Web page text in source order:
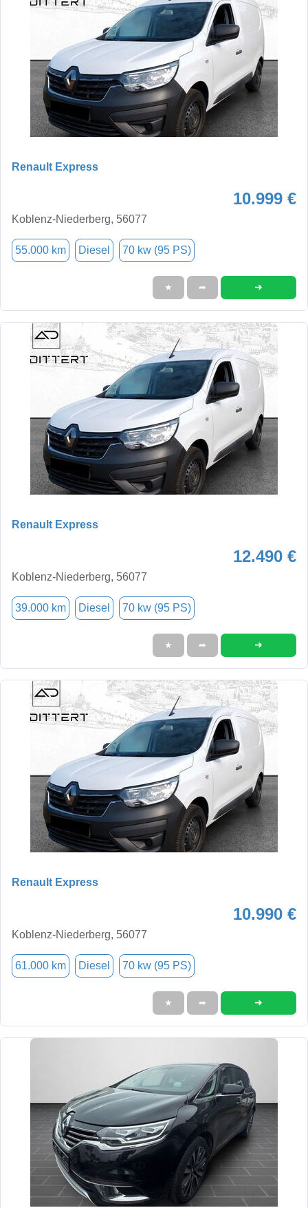
Renault Express
10.999 €
Koblenz-Niederberg, 56077
55.000 km Diesel 70 kw (95 PS)
★ ➦ ➜
Renault Express
12.490 €
Koblenz-Niederberg, 56077
39.000 km Diesel 70 kw (95 PS)
★ ➦ ➜
Renault Express
10.990 €
Koblenz-Niederberg, 56077
61.000 km Diesel 70 kw (95 PS)
★ ➦ ➜